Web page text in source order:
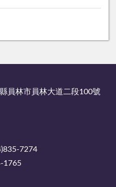
員林市員林大道二段100號
7274
1765